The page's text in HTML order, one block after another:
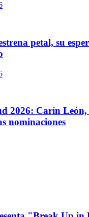
petal, su
2026: Carín León,
nominaciones